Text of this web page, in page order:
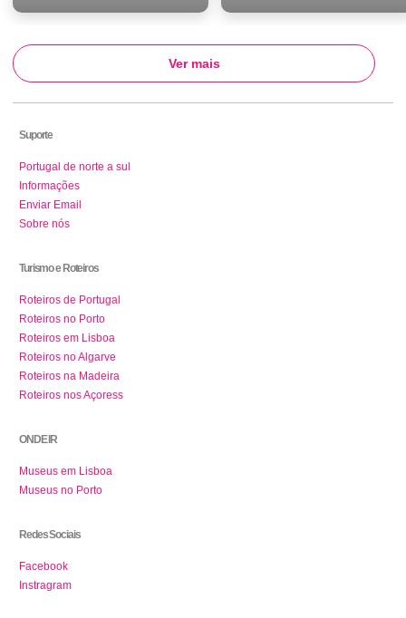
Ver mais
Suporte
Portugal de norte a sul
Informações
Enviar Email
Sobre nós
Turismo e Roteiros
Roteiros de Portugal
Roteiros no Porto
Roteiros em Lisboa
Roteiros no Algarve
Roteiros na Madeira
Roteiros nos Açoress
ONDE IR
Museus em Lisboa
Museus no Porto
Redes Sociais
Facebook
Instragram